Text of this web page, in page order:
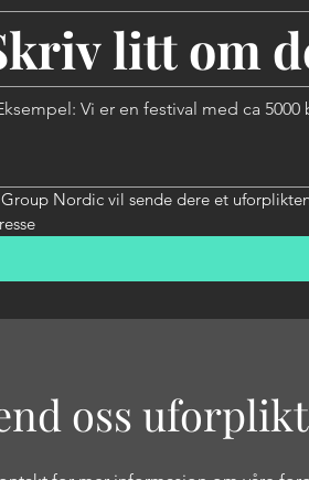
litt om
Nordic vil sende dere et
oss